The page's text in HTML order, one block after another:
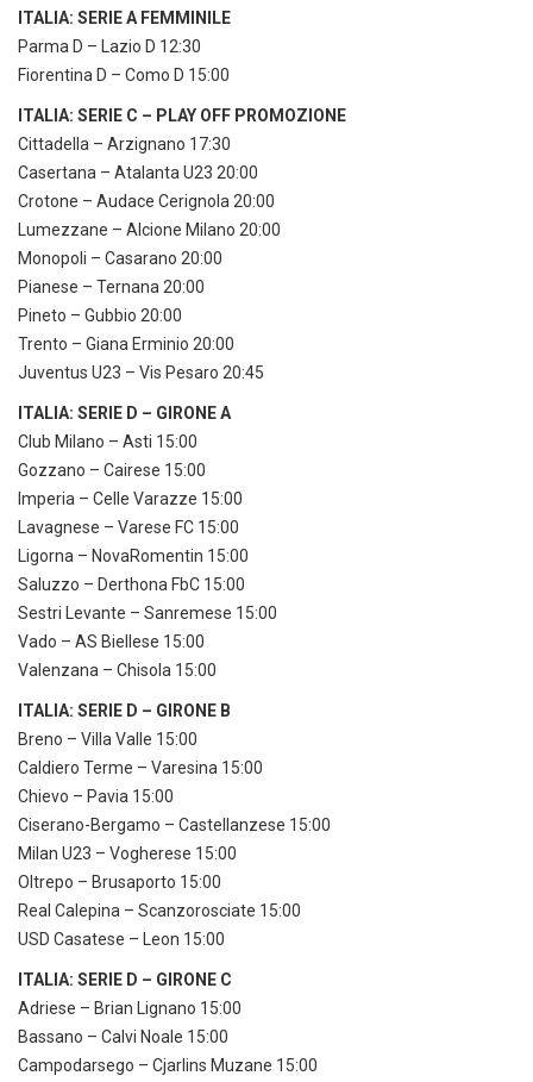
ITALIA: SERIE A FEMMINILE
Parma D – Lazio D 12:30
Fiorentina D – Como D 15:00
ITALIA: SERIE C – PLAY OFF PROMOZIONE
Cittadella – Arzignano 17:30
Casertana – Atalanta U23 20:00
Crotone – Audace Cerignola 20:00
Lumezzane – Alcione Milano 20:00
Monopoli – Casarano 20:00
Pianese – Ternana 20:00
Pineto – Gubbio 20:00
Trento – Giana Erminio 20:00
Juventus U23 – Vis Pesaro 20:45
ITALIA: SERIE D – GIRONE A
Club Milano – Asti 15:00
Gozzano – Cairese 15:00
Imperia – Celle Varazze 15:00
Lavagnese – Varese FC 15:00
Ligorna – NovaRomentin 15:00
Saluzzo – Derthona FbC 15:00
Sestri Levante – Sanremese 15:00
Vado – AS Biellese 15:00
Valenzana – Chisola 15:00
ITALIA: SERIE D – GIRONE B
Breno – Villa Valle 15:00
Caldiero Terme – Varesina 15:00
Chievo – Pavia 15:00
Ciserano-Bergamo – Castellanzese 15:00
Milan U23 – Vogherese 15:00
Oltrepo – Brusaporto 15:00
Real Calepina – Scanzorosciate 15:00
USD Casatese – Leon 15:00
ITALIA: SERIE D – GIRONE C
Adriese – Brian Lignano 15:00
Bassano – Calvi Noale 15:00
Campodarsego – Cjarlins Muzane 15:00